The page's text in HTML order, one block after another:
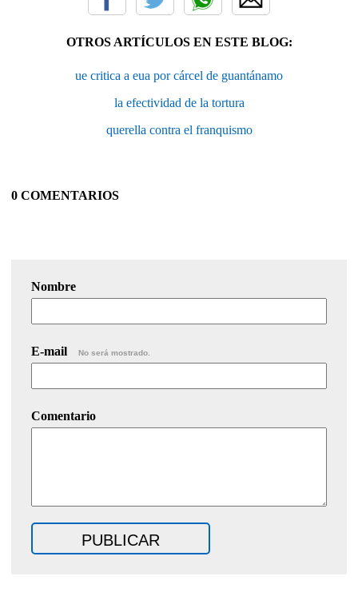
OTROS ARTÍCULOS EN ESTE BLOG:
ue critica a eua por cárcel de guantánamo
la efectividad de la tortura
querella contra el franquismo
0 COMENTARIOS
Nombre
E-mail No será mostrado.
Comentario